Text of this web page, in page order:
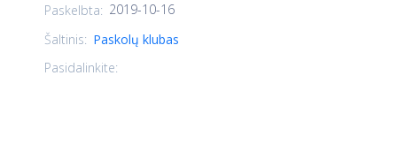
Paskelbta: 2019-10-16
Šaltinis: Paskolų klubas
Pasidalinkite: